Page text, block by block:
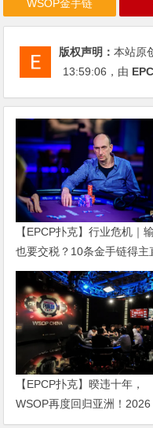
WSOP金手链
版权声明：本站原
13:59:06 ，由
【EPCP扑克】行业危机｜
也要交税？10条金手链得主
“扛不住”，主动砍掉四分之
赛
【EPCP扑克】暌违十年，
WSOP再度回归亚洲！2026
APL济州站6月19-28日盛大